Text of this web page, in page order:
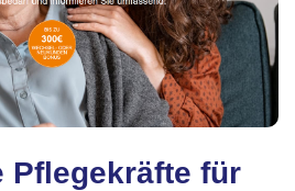
Pflegekräfte für